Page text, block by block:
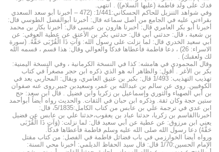
فدك على ولد فاطمة (عليها السلام)) . انتهى.
وفي شواهد التنزيل للحاكم الحسكاني:1/441: (472 – أخبرنا أبو سعد السعدي
بقراءتي عليه في الجامع من أصل سماعه قال: أخبرنا أبوالفضل الطوسي قال:
أخبرنا أبو بكر العامري قال: أخبرنا هارون بن عيسى قال: أخبرنا بكار بن محمد
بن شعبة ، قال: حدثني أبي قال: حدثني بكر بن الأعتق عن عطية العوفي: عن
أبي سعيد الخدري قال: لما نزلت على رسول الله: وَآتِ ذَا الْقُرْبَى حَقَّهُ. (سورة
الاسراء: 26) ، دعا فاطمة فأعطاها فدكاً والعوالي وقال: هذا قسم ، قسمه الله
لك ولعقبك) .
وقال المحمودي في هامشه: كذا في النسخة الكرمانية ، وفي النسخة اليمنية:
بكر بن الأغر . أقول: والظاهر أنه هو الذي ذكره ابن حجر مصغراً في كتاب
تهذيب التهذيب: 1/493 قال: بكير بن عتيق العامري، ويقال: المحاربي يعد في
الكوفيين. روى عن سالم بن عبدالله بن عمر، وسعيدبن جبير.روى عنه صفوان
بن أبي الصهباء والثوري وإسماعيل بن زكريا وابن فضيل . قال ابن سعد: حج
ستين حجة وكان ثقة. وذكره ابن حبان في الثقات. والحديث رواه أيضاً أبوأحمد
ابن عدي في ترجمة علي بن عابس من كتاب الكامل:5/1835، قال:
أخبرناالقاسم بن زكريا، حدثنا عباد بن يعقوب،حدثنا علي بن عابس عن فضيل
يعني ابن مرزوق: عن عطية عن أبي سعيد قال: لما نزلت: (وَآتِ ذَا الْقُرْبَى
حَقَّهُ) دعا رسول الله صلى الله عليه وسلم فاطمة فأعطاها فدكاً.
ورواه أيضا الخوارزمي في باب فضائل فاطمة في الفصل: من كتاب مقتل
الإمام الحسين:1/70 قال: قال سيد الحفاظ الديلمي: أخبرنا محي السنة: